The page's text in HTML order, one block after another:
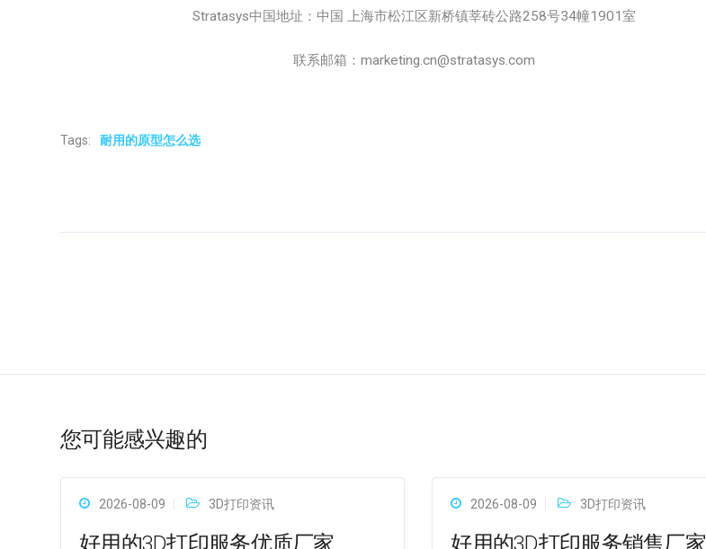
Stratasys中国地址：中国 上海市松江区新桥镇莘砖公路258号34幢1901室
联系邮箱：marketing.cn@stratasys.com
Tags: 耐用的原型怎么选
您可能感兴趣的
2026-08-09 3D打印资讯
好用的3D打印服务优质厂家
2026-08-09 3D打印资讯
好用的3D打印服务销售厂家